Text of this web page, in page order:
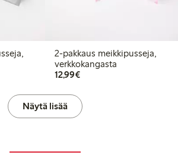
2-pakkaus meikkipusseja,
verkkokangasta
12,99€12,99 €
Näytä lisää